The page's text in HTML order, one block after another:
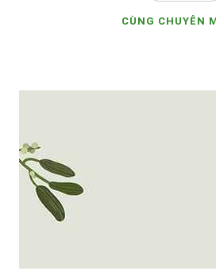
CÙNG CHUYÊN